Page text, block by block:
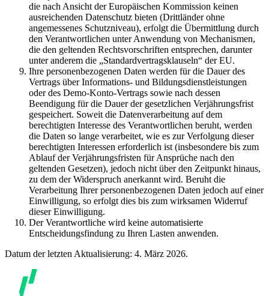
die nach Ansicht der Europäischen Kommission keinen
ausreichenden Datenschutz bieten (Drittländer ohne
angemessenes Schutzniveau), erfolgt die Übermittlung durch
den Verantwortlichen unter Anwendung von Mechanismen,
die den geltenden Rechtsvorschriften entsprechen, darunter
unter anderem die „Standardvertragsklauseln“ der EU.
Ihre personenbezogenen Daten werden für die Dauer des
Vertrags über Informations- und Bildungsdienstleistungen
oder des Demo-Konto-Vertrags sowie nach dessen
Beendigung für die Dauer der gesetzlichen Verjährungsfrist
gespeichert. Soweit die Datenverarbeitung auf dem
berechtigten Interesse des Verantwortlichen beruht, werden
die Daten so lange verarbeitet, wie es zur Verfolgung dieser
berechtigten Interessen erforderlich ist (insbesondere bis zum
Ablauf der Verjährungsfristen für Ansprüche nach den
geltenden Gesetzen), jedoch nicht über den Zeitpunkt hinaus,
zu dem der Widerspruch anerkannt wird. Beruht die
Verarbeitung Ihrer personenbezogenen Daten jedoch auf einer
Einwilligung, so erfolgt dies bis zum wirksamen Widerruf
dieser Einwilligung.
Der Verantwortliche wird keine automatisierte
Entscheidungsfindung zu Ihren Lasten anwenden.
Datum der letzten Aktualisierung: 4. März 2026.